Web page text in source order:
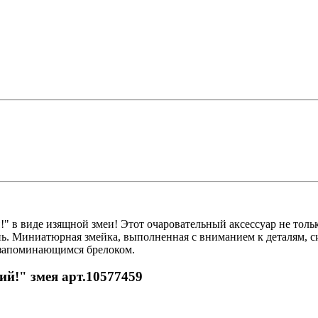
животные
виде изящной змеи! Этот очаровательный аксессуар не
змейка, выполненная с вниманием к деталям,
брелоком.
змея арт.10577459